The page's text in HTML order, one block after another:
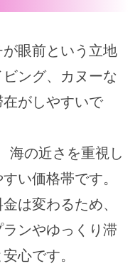
眼前という立地
ング、カヌーな
がしやすいで
海の近さを重視し
い価格帯です。
は変わるため、
ンやゆっくり滞
心です。